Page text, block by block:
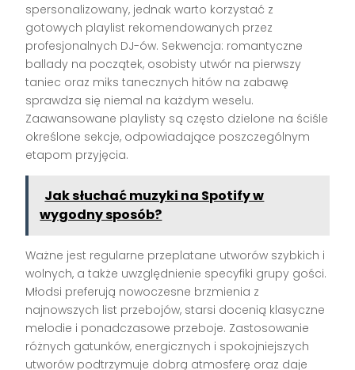
spersonalizowany, jednak warto korzystać z
gotowych playlist rekomendowanych przez
profesjonalnych DJ-ów. Sekwencja: romantyczne
ballady na początek, osobisty utwór na pierwszy
taniec oraz miks tanecznych hitów na zabawę
sprawdza się niemal na każdym weselu.
Zaawansowane playlisty są często dzielone na ściśle
określone sekcje, odpowiadające poszczególnym
etapom przyjęcia.
Jak słuchać muzyki na Spotify w
wygodny sposób?
Ważne jest regularne przeplatane utworów szybkich i
wolnych, a także uwzględnienie specyfiki grupy gości.
Młodsi preferują nowoczesne brzmienia z
najnowszych list przebojów, starsi docenią klasyczne
melodie i ponadczasowe przeboje. Zastosowanie
różnych gatunków, energicznych i spokojniejszych
utworów podtrzymuje dobrą atmosferę oraz daje